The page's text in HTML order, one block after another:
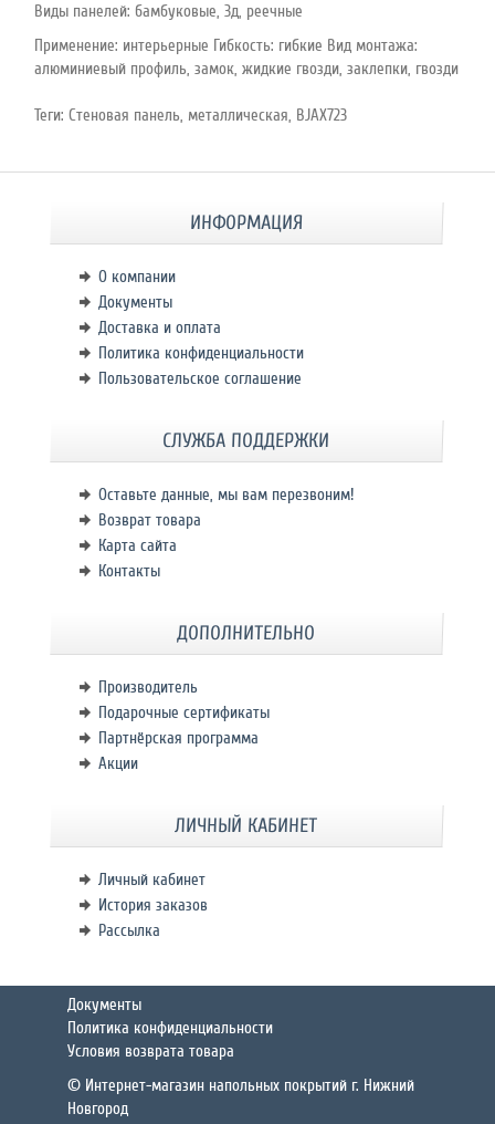
Виды панелей: бамбуковые, 3д, реечные
Применение: интерьерные Гибкость: гибкие Вид монтажа:
алюминиевый профиль, замок, жидкие гвозди, заклепки, гвозди
Теги:Стеновая панель, металлическая, BJAX723
ИНФОРМАЦИЯ
О компании
Документы
Доставка и оплата
Политика конфиденциальности
Пользовательское соглашение
СЛУЖБА ПОДДЕРЖКИ
Оставьте данные, мы вам перезвоним!
Возврат товара
Карта сайта
Контакты
ДОПОЛНИТЕЛЬНО
Производитель
Подарочные сертификаты
Партнёрская программа
Акции
ЛИЧНЫЙ КАБИНЕТ
Личный кабинет
История заказов
Рассылка
Документы
Политика конфиденциальности
Условия возврата товара
© Интернет-магазин напольных покрытий г. Нижний
Новгород